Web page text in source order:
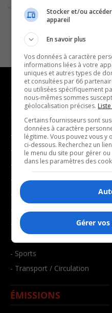
NOUVELLES
- Affaires municipales
- Communauté / Social
- Culture
- Économie
- Éducation
- Environnement
- Faits divers
- Santé et bien-être
- Sports
- Transport / Circulation
ÉMISSIONS
Stocker et/ou
appareil
En savoir plus
Vos données à caractère
informations liées à votre
uniques et autres types de
et consultées par 66
ou utilisées spécifiquement
nous-mêmes sommes
géolocalisation précises.
Certains fournisseurs sont
données à caractère
légitime. Vous pouvez vous
ci-dessous. Recherchez un
le menu du site pour gérer
dans les paramètres des
Gérer